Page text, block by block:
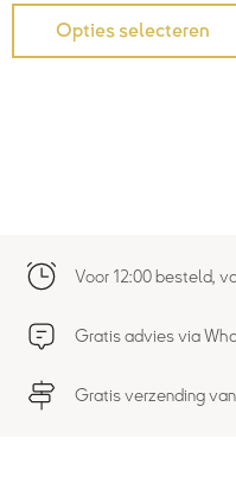
Opties selecteren
Voor 12:00 besteld,
Gratis advies via
Gratis verzending